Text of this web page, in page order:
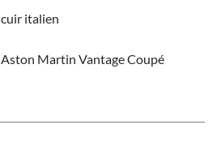
cuir italien
Aston Martin Vantage Coupé